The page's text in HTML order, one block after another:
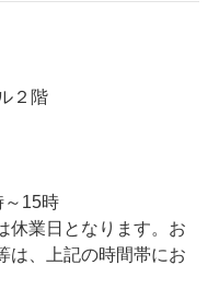
２階
15時
休業日となります。お
は、上記の時間帯にお